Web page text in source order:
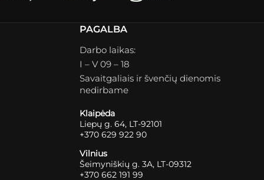
PAGALBA
Darbo laikas:
I – V 09 – 18
Savaitgaliais ir švenčių dienomis
nedirbame
Klaipėda
Liepų g. 64, LT-92101
+370 629 922 90
Vilnius
Šeimyniškių g. 3A, LT-09312
+370 662 191 99